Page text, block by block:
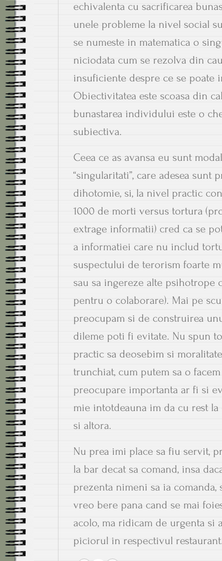
echivalenta cu sacrificarea
unele probleme la nivel social
se numeste in matematica o
niciodata cum se rezolva din
insuficiente despre ce se poate
Obiectivitatea este scoasa din
bunastarea individului este o
subiectiva.
Ceea ce as avansa eu sunt
“singularitati”, care adesea sunt
dihotomie, si, la nivel practic
1000 de morti versus tortura
extrage informatii) cred ca se
a informatiei care nu includ
suspectului de terorism foarte
sau sa ingereze alte psihotrope
pentru o colaborare). Mai pe
preocupam si de construirea
dileme poti fi evitate. Nu spun
practic sa deosebim si
trunchiat, cum putem sa o
preocupare importanta ar fi si
mie intotdeauna im da cu rest la
si altora.
Nu prea imi place sa fiu servit,
la bar decat sa comand, insa
prezenta nimeni sa ia
vreo bere pana cand se mai
acolo, ma ridicam de urgenta si
piciorul in respectivul